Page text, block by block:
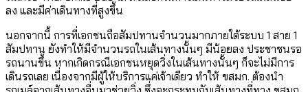
ลง และมีค่าเดินทางที่สูงขึ้น
นอกจากนี้ การที่เอกชนถือสัมปทานจำนวนมากภายใต้ระบบ 1 สาย 1
สัมปทาน ยังทำให้มีจำนวนรถในเส้นทางนั้นๆ มีน้อยลง ประชาชนรอ
รถนานขึ้น หากเกิดกรณีเอกชนหยุดวิ่งในเส้นทางนั้นๆ ก็จะไม่มีการ
เดินรถเลย เนื่องจากมีผู้ให้บริการแค่เจ้าเดียว ทำให้ ขสมก. ต้องนำ